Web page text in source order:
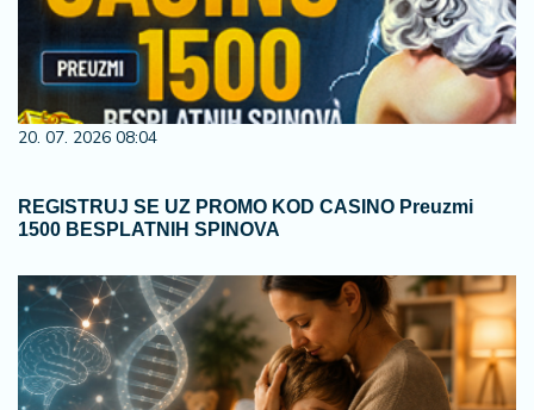
20. 07. 2026 08:04
REGISTRUJ SE UZ PROMO KOD CASINO Preuzmi
1500 BESPLATNIH SPINOVA